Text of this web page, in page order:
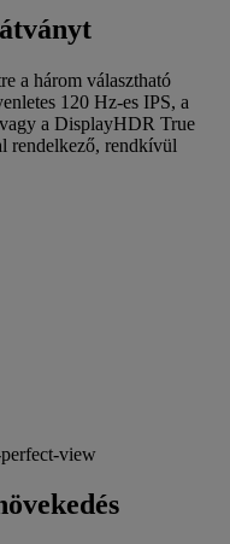
a három választható
120 Hz-es IPS, a
a DisplayHDR True
rendelkező, rendkívül